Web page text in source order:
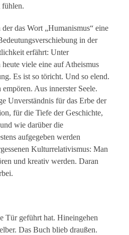
fühlen.
das Wort „Humanismus“ eine
in der
erfährt: Unter
heute viele eine auf Atheismus
Es ist so töricht. Und so elend.
Aus innerster Seele.
Unverständnis für das Erbe der
für die Tiefe der Geschichte,
wie darüber die
aufgegeben werden
Kulturrelativismus: Man
und kreativ werden. Daran
Tür geführt hat. Hineingehen
Das Buch blieb draußen.